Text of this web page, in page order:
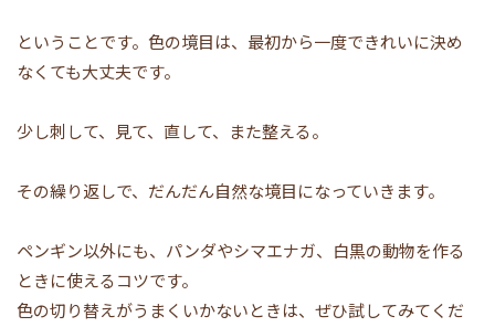
ということです。色の境目は、最初から一度できれいに決め
なくても大丈夫です。
少し刺して、見て、直して、また整える。
その繰り返しで、だんだん自然な境目になっていきます。
ペンギン以外にも、パンダやシマエナガ、白黒の動物を作る
ときに使えるコツです。
色の切り替えがうまくいかないときは、ぜひ試してみてくだ